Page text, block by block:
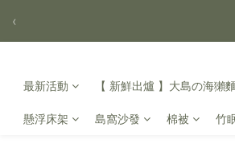
‹
最新活動 【 新鮮出爐 】大島の海獺
懸浮床架 島窩沙發 棉被 竹